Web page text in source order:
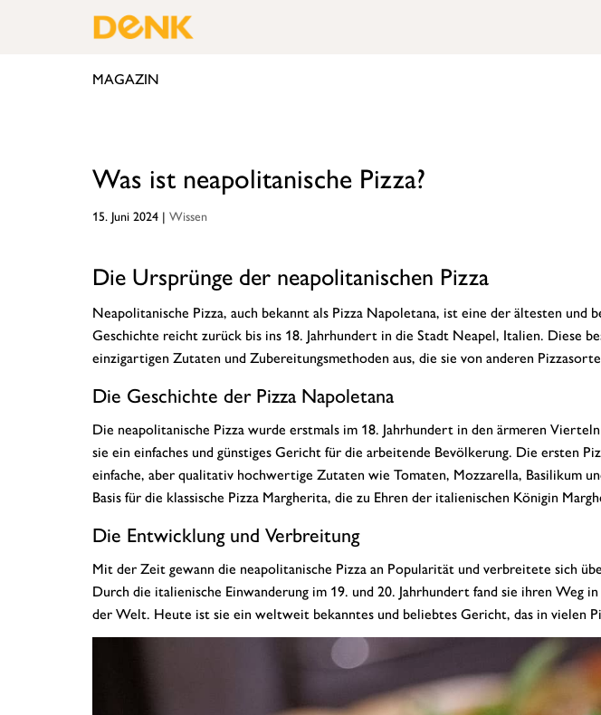
MAGAZIN
Was ist neapolitanische Pizza?
15. Juni 2024 | Wissen
Die Ursprünge der neapolitanischen Pizza
Neapolitanische Pizza, auch bekannt als Pizza Napoletana, ist eine der ältesten und
Geschichte reicht zurück bis ins 18. Jahrhundert in die Stadt Neapel, Italien. Diese
einzigartigen Zutaten und Zubereitungsmethoden aus, die sie von anderen
Die Geschichte der Pizza Napoletana
Die neapolitanische Pizza wurde erstmals im 18. Jahrhundert in den ärmeren
sie ein einfaches und günstiges Gericht für die arbeitende Bevölkerung. Die ersten
einfache, aber qualitativ hochwertige Zutaten wie Tomaten, Mozzarella, Basilikum
Basis für die klassische Pizza Margherita, die zu Ehren der italienischen Königin
Die Entwicklung und Verbreitung
Mit der Zeit gewann die neapolitanische Pizza an Popularität und verbreitete sich
Durch die italienische Einwanderung im 19. und 20. Jahrhundert fand sie ihren Weg
der Welt. Heute ist sie ein weltweit bekanntes und beliebtes Gericht, das in vielen